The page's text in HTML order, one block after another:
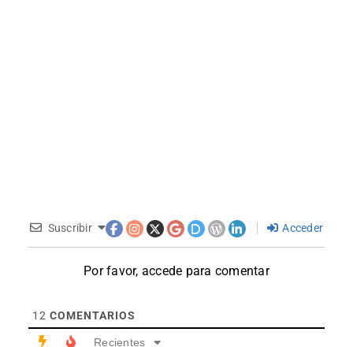
Suscribir Acceder
Por favor, accede para comentar
12 COMENTARIOS
Recientes